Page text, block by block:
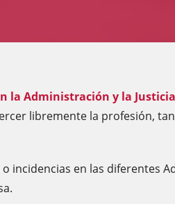
la Administración y la Justicia
libremente la profesión,
incidencias en las